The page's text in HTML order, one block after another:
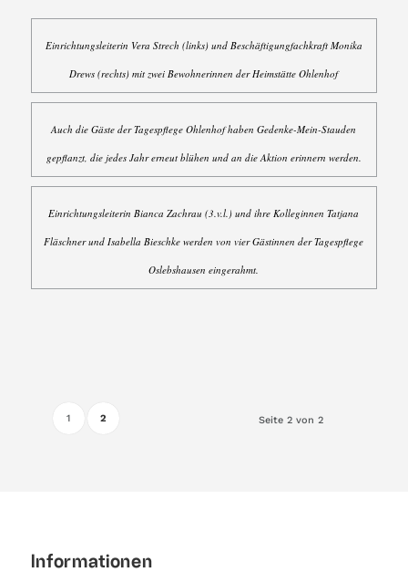
Einrichtungsleiterin Vera Strech (links) und Beschäftigungfachkraft Monika
Drews (rechts) mit zwei Bewohnerinnen der Heimstätte Ohlenhof
Auch die Gäste der Tagespflege Ohlenhof haben Gedenke-Mein-Stauden
gepflanzt, die jedes Jahr erneut blühen und an die Aktion erinnern werden.
Einrichtungsleiterin Bianca Zachrau (3.v.l.) und ihre Kolleginnen Tatjana
Fläschner und Isabella Bieschke werden von vier Gästinnen der Tagespflege
Oslebshausen eingerahmt.
Seite 2 von 2
1 2
Informationen